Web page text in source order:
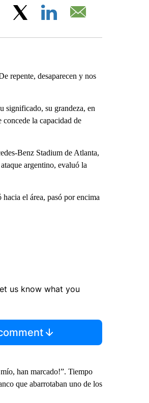
Facebook
repente, desaparecen y nos
significado, su grandeza, en
la capacidad de
Benz Stadium de Atlanta,
argentino, evaluó la
el área, pasó por encima
us know what you
han marcado!”. Tiempo
que abarrotaban uno de los